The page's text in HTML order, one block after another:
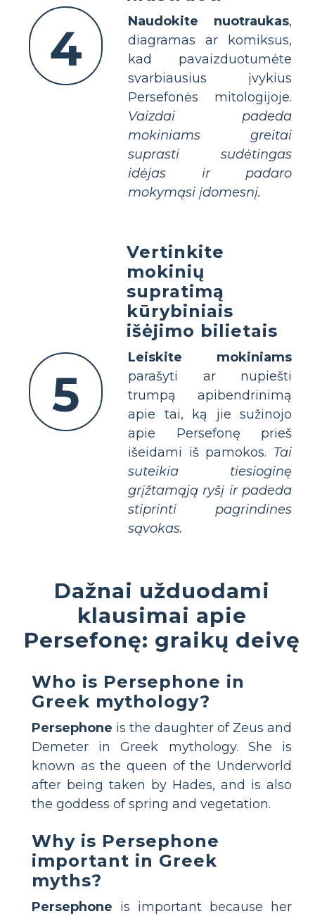
4 Naudokite nuotraukas,
diagramas ar komiksus,
kad pavaizduotumėte
svarbiausius įvykius
Persefonės mitologijoje.
Vaizdai padeda
mokiniams greitai
suprasti sudėtingas
idėjas ir padaro
mokymąsi įdomesnį.
5
Vertinkite
mokinių
supratimą
kūrybiniais
išėjimo bilietais
Leiskite mokiniams
parašyti ar nupiešti
trumpą apibendrinimą
apie tai, ką jie sužinojo
apie Persefonę prieš
išeidami iš pamokos. Tai
suteikia tiesioginę
grįžtamąją ryšį ir padeda
stiprinti pagrindines
sąvokas.
Dažnai užduodami
klausimai apie
Persefonę: graikų deivę
Who is Persephone in
Greek mythology?
Persephone is the daughter of Zeus and
Demeter in Greek mythology. She is
known as the queen of the Underworld
after being taken by Hades, and is also
the goddess of spring and vegetation.
Why is Persephone
important in Greek
myths?
Persephone is important because her